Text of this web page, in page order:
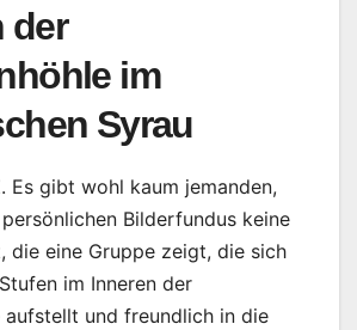
der
im
Syrau
Es gibt wohl kaum jemanden,
Bilderfundus keine
die eine Gruppe zeigt, die sich
im Inneren der
aufstellt und freundlich in die